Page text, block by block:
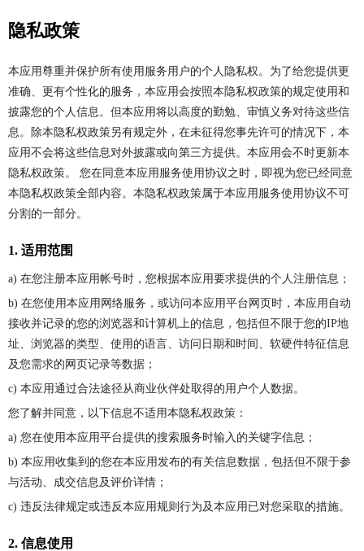
隐私政策
本应用尊重并保护所有使用服务用户的个人隐私权。为了给您提供更
准确、更有个性化的服务，本应用会按照本隐私权政策的规定使用和
披露您的个人信息。但本应用将以高度的勤勉、审慎义务对待这些信
息。除本隐私权政策另有规定外，在未征得您事先许可的情况下，本
应用不会将这些信息对外披露或向第三方提供。本应用会不时更新本
隐私权政策。 您在同意本应用服务使用协议之时，即视为您已经同意
本隐私权政策全部内容。本隐私权政策属于本应用服务使用协议不可
分割的一部分。
1. 适用范围
a) 在您注册本应用帐号时，您根据本应用要求提供的个人注册信息；
b) 在您使用本应用网络服务，或访问本应用平台网页时，本应用自动
接收并记录的您的浏览器和计算机上的信息，包括但不限于您的IP地
址、浏览器的类型、使用的语言、访问日期和时间、软硬件特征信息
及您需求的网页记录等数据；
c) 本应用通过合法途径从商业伙伴处取得的用户个人数据。
您了解并同意，以下信息不适用本隐私权政策：
a) 您在使用本应用平台提供的搜索服务时输入的关键字信息；
b) 本应用收集到的您在本应用发布的有关信息数据，包括但不限于参
与活动、成交信息及评价详情；
c) 违反法律规定或违反本应用规则行为及本应用已对您采取的措施。
2. 信息使用